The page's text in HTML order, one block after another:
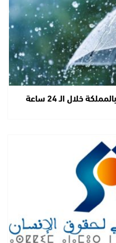
مقاييس الأمطار المسجلة بالمملكة خلال الـ 24 ساعة